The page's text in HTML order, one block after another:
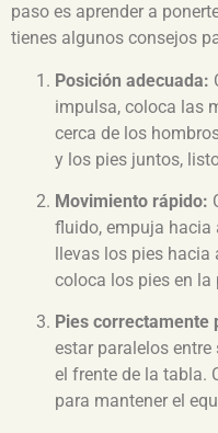
paso es aprender a
tienes algunos consejos
Posición adecuada:
impulsa, coloca las
cerca de los
y los pies juntos,
Movimiento rápido:
fluido, empuja
llevas los pies hacia
coloca los pies en
Pies correctamente
estar paralelos
el frente de la tabla.
para mantener el